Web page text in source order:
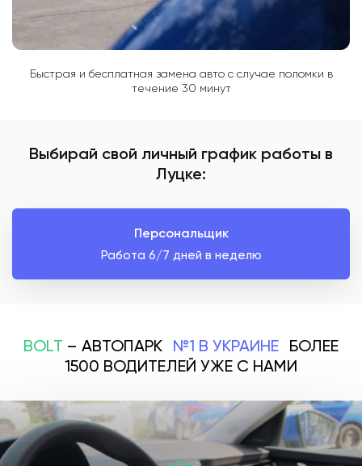
Быстрая и бесплатная замена авто с случае поломки в
течение 30 минут
Выбирай свой личный график работы в
Луцке:
Персональщик
Работа 6/7 дней в неделю
BOLT – АВТОПАРК №1 В УКРАИНЕ БОЛЕЕ
1500 ВОДИТЕЛЕЙ УЖЕ С НАМИ